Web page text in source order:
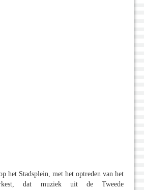
het Stadsplein, met het optreden van het
dat muziek uit de Tweede